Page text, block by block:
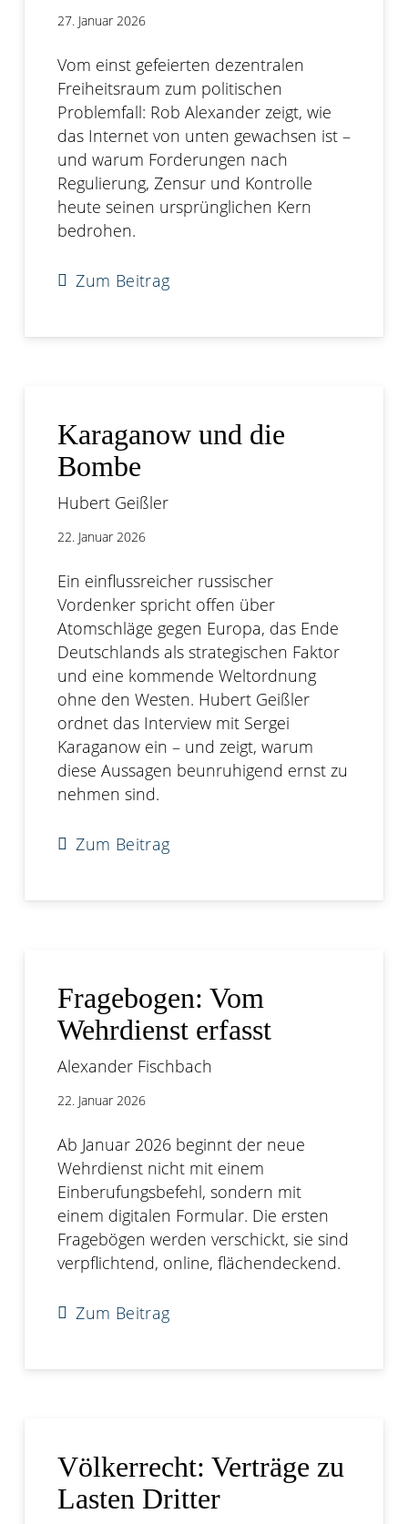
27. Januar 2026
Vom einst gefeierten dezentralen
Freiheitsraum zum politischen
Problemfall: Rob Alexander zeigt, wie
das Internet von unten gewachsen ist –
und warum Forderungen nach
Regulierung, Zensur und Kontrolle
heute seinen ursprünglichen Kern
bedrohen.
Zum Beitrag
Karaganow und die
Bombe
Hubert Geißler
22. Januar 2026
Ein einflussreicher russischer
Vordenker spricht offen über
Atomschläge gegen Europa, das Ende
Deutschlands als strategischen Faktor
und eine kommende Weltordnung
ohne den Westen. Hubert Geißler
ordnet das Interview mit Sergei
Karaganow ein – und zeigt, warum
diese Aussagen beunruhigend ernst zu
nehmen sind.
Zum Beitrag
Fragebogen: Vom
Wehrdienst erfasst
Alexander Fischbach
22. Januar 2026
Ab Januar 2026 beginnt der neue
Wehrdienst nicht mit einem
Einberufungsbefehl, sondern mit
einem digitalen Formular. Die ersten
Fragebögen werden verschickt, sie sind
verpflichtend, online, flächendeckend.
Zum Beitrag
Völkerrecht: Verträge zu
Lasten Dritter